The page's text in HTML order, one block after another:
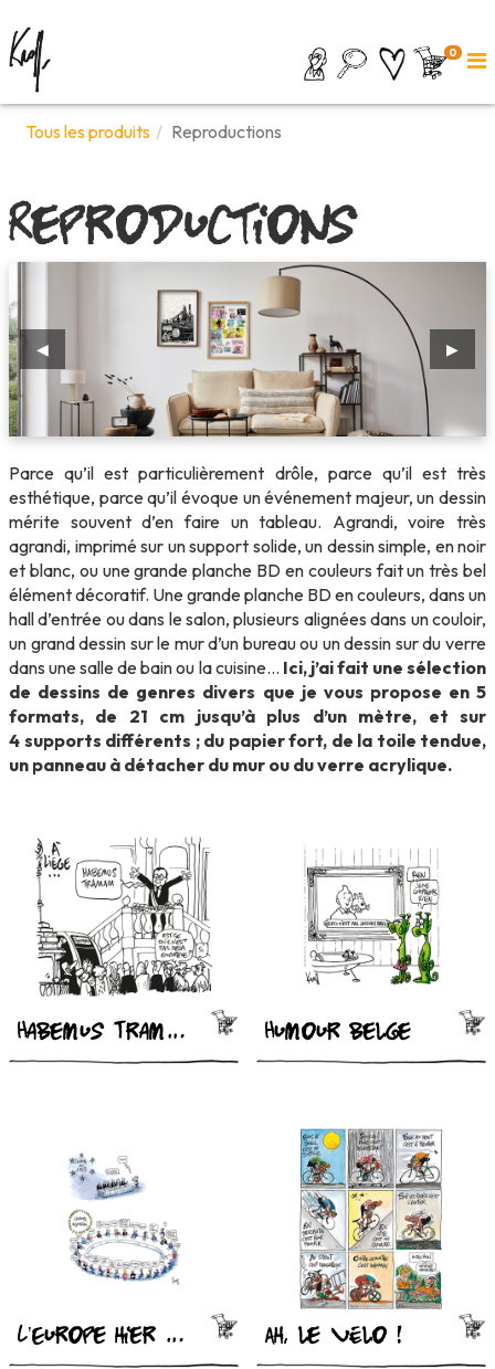
0
Tous les produits Reproductions
Reproductions
◀ ▶
Parce qu’il est particulièrement drôle, parce qu’il est très
esthétique, parce qu’il évoque un événement majeur, un dessin
mérite souvent d’en faire un tableau. Agrandi, voire très
agrandi, imprimé sur un support solide, un dessin simple, en noir
et blanc, ou une grande planche BD en couleurs fait un très bel
élément décoratif. Une grande planche BD en couleurs, dans un
hall d’entrée ou dans le salon, plusieurs alignées dans un couloir,
un grand dessin sur le mur d’un bureau ou un dessin sur du verre
dans une salle de bain ou la cuisine… Ici, j’ai fait une sélection
de dessins de genres divers que je vous propose en 5
formats, de 21 cm jusqu’à plus d’un mètre, et sur
4 supports différents ; du papier fort, de la toile tendue,
un panneau à détacher du mur ou du verre acrylique.
Habemus Tramam Humour belge
L’Europe hier et aujourd’hui Ah, le vélo !